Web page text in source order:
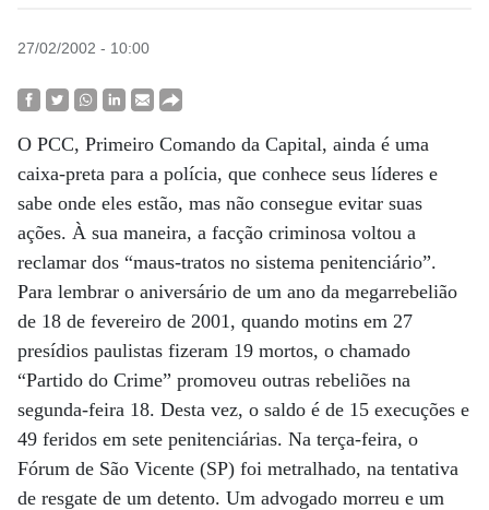
27/02/2002 - 10:00
O PCC, Primeiro Comando da Capital, ainda é uma
caixa-preta para a polícia, que conhece seus líderes e
sabe onde eles estão, mas não consegue evitar suas
ações. À sua maneira, a facção criminosa voltou a
reclamar dos “maus-tratos no sistema penitenciário”.
Para lembrar o aniversário de um ano da megarrebelião
de 18 de fevereiro de 2001, quando motins em 27
presídios paulistas fizeram 19 mortos, o chamado
“Partido do Crime” promoveu outras rebeliões na
segunda-feira 18. Desta vez, o saldo é de 15 execuções e
49 feridos em sete penitenciárias. Na terça-feira, o
Fórum de São Vicente (SP) foi metralhado, na tentativa
de resgate de um detento. Um advogado morreu e um